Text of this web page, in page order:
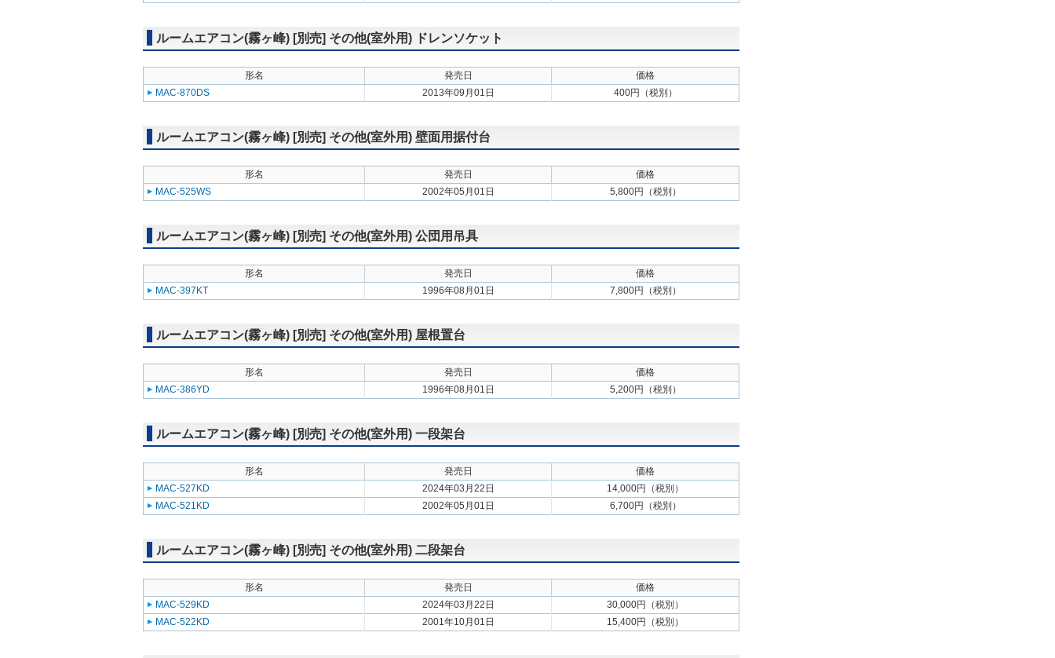
ルームエアコン(霧ヶ峰) [別売] その他(室外用) ドレンソケット
形名 発売日
価格
MAC-870DS
2013年09月01日 400円（税別）
ルームエアコン(霧ヶ峰) [別売] その他(室外用) 壁面用据付台
形名 発売日
価格
MAC-525WS
2002年05月01日 5,800円（税別）
ルームエアコン(霧ヶ峰) [別売] その他(室外用) 公団用吊具
形名 発売日
価格
MAC-397KT
1996年08月01日 7,800円（税別）
ルームエアコン(霧ヶ峰) [別売] その他(室外用) 屋根置台
形名 発売日
価格
MAC-386YD
1996年08月01日 5,200円（税別）
ルームエアコン(霧ヶ峰) [別売] その他(室外用) 一段架台
形名 発売日
価格
MAC-527KD
2024年03月22日
14,000円（税別）
MAC-521KD
2002年05月01日 6,700円（税別）
ルームエアコン(霧ヶ峰) [別売] その他(室外用) 二段架台
形名 発売日
価格
MAC-529KD
2024年03月22日
30,000円（税別）
MAC-522KD
2001年10月01日 15,400円（税別）